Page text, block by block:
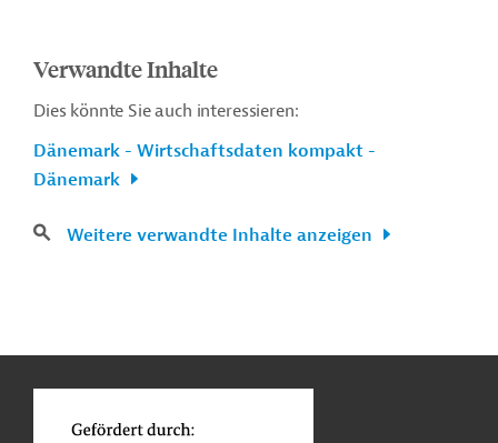
Verwandte Inhalte
Dies könnte Sie auch interessieren:
Dänemark - Wirtschaftsdaten kompakt -
Dänemark
Weitere verwandte Inhalte anzeigen